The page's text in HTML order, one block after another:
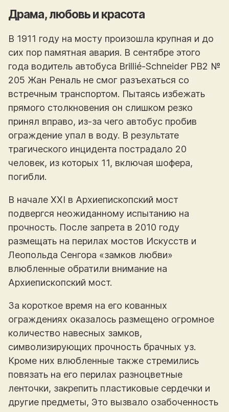
Драма, любовь и красота
В 1911 году на мосту произошла крупная и до
сих пор памятная авария. В сентябре этого
года водитель автобуса Brillié-Schneider PB2 №
205 Жан Реналь не смог разъехаться со
встречным транспортом. Пытаясь избежать
прямого столкновения он слишком резко
принял вправо, из-за чего автобус пробив
ограждение упал в воду. В результате
трагического инцидента пострадало 20
человек, из которых 11, включая шофера,
погибли.
В начале XXI в Архиепископский мост
подвергся неожиданному испытанию на
прочность. После запрета в 2010 году
размещать на перилах мостов Искусств и
Леопольда Сенгора «замков любви»
влюбленные обратили внимание на
Архиепископский мост.
За короткое время на его кованных
ограждениях оказалось размещено огромное
количество навесных замков,
символизирующих прочность брачных уз.
Кроме них влюбленные также стремились
повязать на его перилах разноцветные
ленточки, закрепить пластиковые сердечки и
другие предметы, Это вызвало озабоченность